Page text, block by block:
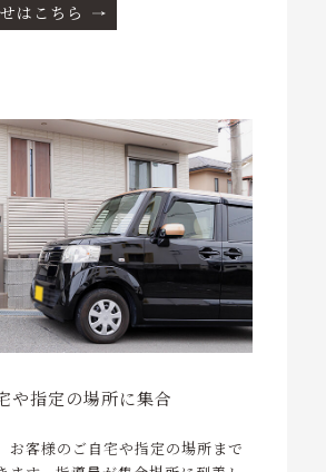
はこちら
や指定の場所に集合
お客様のご自宅や指定の場所まで